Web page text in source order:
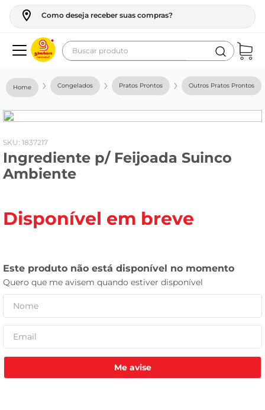
Como deseja receber suas compras?
Buscar produto
Congelados Pratos Prontos Outros Pratos Prontos
: 1837217
Ingrediente p/ Feijoada Suinco
Ambiente
Disponível em breve
Me avise
geladeira
fogao
café
cerveja
leite
tv